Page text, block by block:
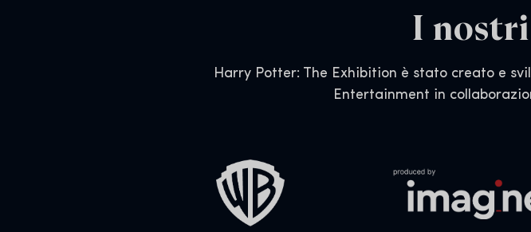
I
Harry Potter: The Exhibition è stato creato e
Entertainment in